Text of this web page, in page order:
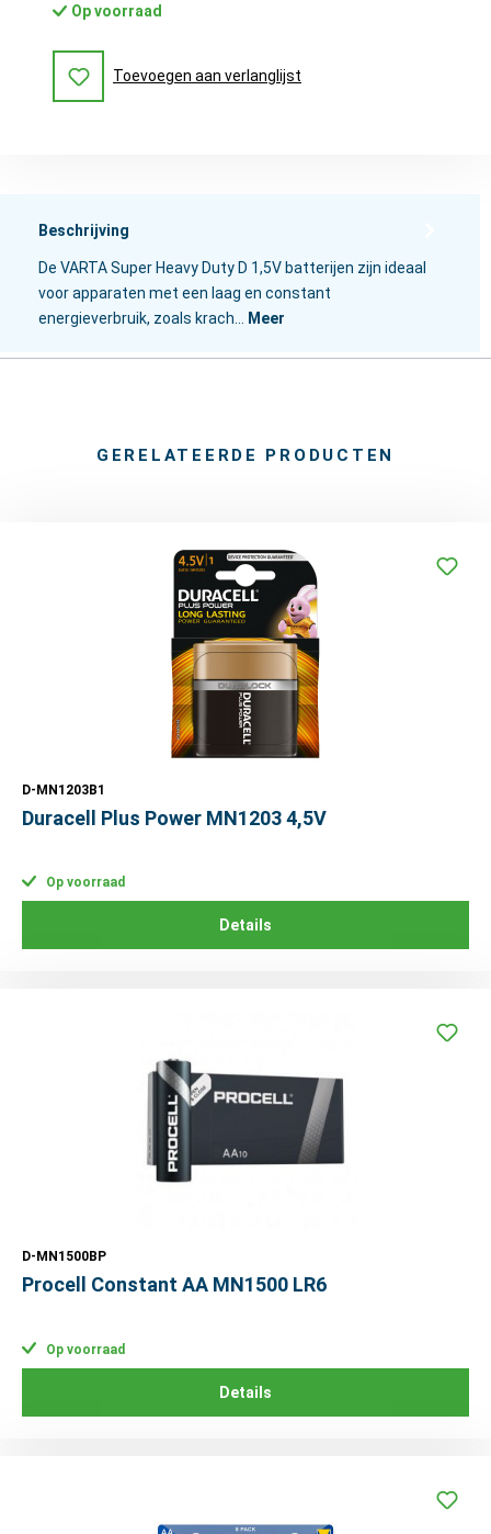
Op voorraad
Toevoegen aan verlanglijst
Beschrijving
De VARTA Super Heavy Duty D 1,5V batterijen zijn ideaal
voor apparaten met een laag en constant
energieverbruik, zoals krach…
Meer
GERELATEERDE PRODUCTEN
D-MN1203B1
Duracell Plus Power MN1203 4,5V
Op voorraad
Details
D-MN1500BP
Procell Constant AA MN1500 LR6
Op voorraad
Details